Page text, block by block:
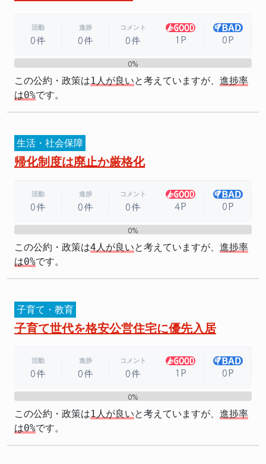
活動
0件
進捗
0件
コメント
0件 1P 0P
0%
この公約・政策は1人が良いと考えていますが、 進捗率
は0%です。
生活・社会保障
帰化制度は廃止か厳格化
活動
0件
進捗
0件
コメント
0件 4P 0P
0%
この公約・政策は4人が良いと考えていますが、 進捗率
は0%です。
子育て・教育
子育て世代を格安公営住宅に優先入居
活動
0件
進捗
0件
コメント
0件 1P 0P
0%
この公約・政策は1人が良いと考えていますが、 進捗率
は0%です。